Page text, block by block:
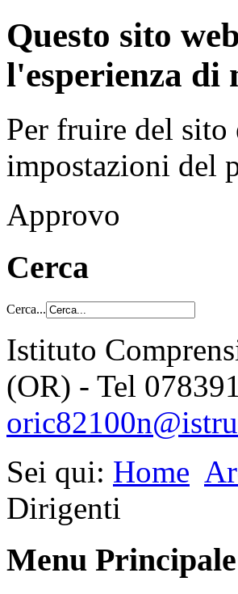
Questo sito
l'esperienza di
Per fruire del sito
impostazioni del
Approvo
Cerca
Cerca...
Istituto
(OR) - Tel
Sei qui: Home
Dirigenti
Menu Principale